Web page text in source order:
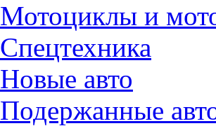
Мотоциклы и
Спецтехника
Новые авто
Подержанные